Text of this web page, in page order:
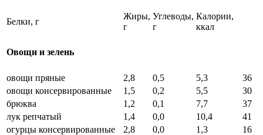
Белки, г
Жиры,
г
Углеводы,
г
Калории,
ккал
Овощи и зелень
овощи пряные 2,8 0,5 5,3
36
овощи консервированные
1,5 0,2 5,5
30
брюква
1,2 0,1 7,7
37
лук репчатый
1,4 0,0 10,4
41
огурцы консервированные
2,8 0,0 1,3
16